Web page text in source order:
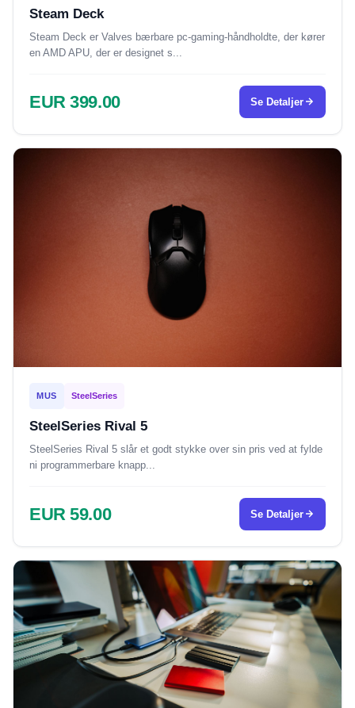
Steam Deck
Steam Deck er Valves bærbare pc-gaming-håndholdte, der kører
en AMD APU, der er designet s...
EUR 399.00 Se Detaljer
MUS SteelSeries
SteelSeries Rival 5
SteelSeries Rival 5 slår et godt stykke over sin pris ved at fylde
ni programmerbare knapp...
EUR 59.00 Se Detaljer